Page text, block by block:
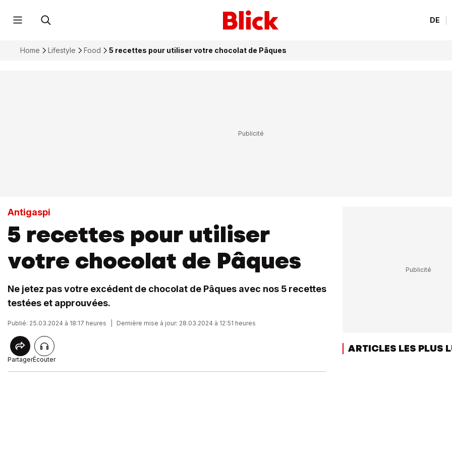
DE
Home Lifestyle Food 5 recettes pour utiliser votre chocolat de Pâques
Antigaspi
5 recettes pour utiliser
votre chocolat de Pâques
Ne jetez pas votre excédent de chocolat de Pâques avec nos 5 recettes
testées et approuvées.
Publié: 25.03.2024 à 18:17 heures Dernière mise à jour: 28.03.2024 à 12:51 heures
PartagerÉcouter
ARTICLES LES PLUS